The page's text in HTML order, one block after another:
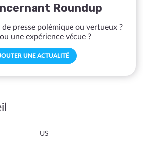
Roundup
presse polémique ou vertueux ?
une expérience vécue ?
UNE ACTUALITÉ
US